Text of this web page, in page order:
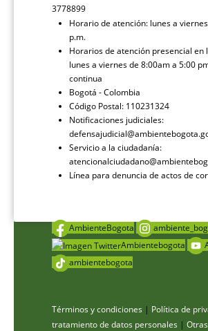
3778899
Horario de atención: lunes a
p.m.
Horarios de atención presencial en
lunes a viernes de 8:00am a 5:00
continua
Bogotá - Colombia
Código Postal: 110231324
Notificaciones judiciales:
Servicio a la ciudadanía:
Línea para denuncia de actos de
AmbienteBogota
Ambientebogota
ambientebogota
Términos y condiciones | Política de
tratamiento de datos personales |